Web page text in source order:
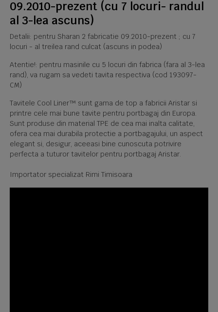
09.2010-prezent (cu 7 locuri- randul
al 3-lea ascuns)
Detalii: pentru Sharan 2 fabricatie 09.2010-prezent ; cu 7
locuri - al treilea rand culcat (ascuns in podea)
Atentie!: pentru masinile cu 5 locuri din fabrica (fara al 3-lea
rand), va rugam sa vedeti tavita respectiva (cod 193097-
CM)
Tavitele Cool Liner™ sunt gama de top a fabricii Aristar si
printre cele mai bune tavite pentru portbagaj din Europa.
Sunt produse din material TPE de cea mai inalta calitate,
ofera cea mai durabila protectie a portbagajului, un aspect
elegant si, desigur, aceeasi bine cunoscuta potrivire
perfecta a tuturor tavitelor pentru portbagaj Aristar.
Importator specializat Rimi Timisoara